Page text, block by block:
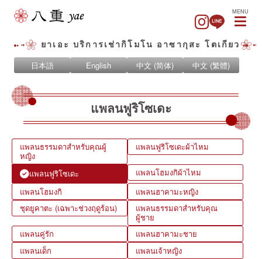
ยาเอะ บริการเช่ากิโมโน อาซากุสะ โตเกียว
日本語 English 中文 (简体) 中文 (繁體)
MENU
แพลนฟูริโซเดะ
แพลนธรรมดาสำหรับคุณผู้
หญิง
แพลนฟูริโซเดะผ้าไหม
แพลนฟูริโซเดะ
แพลนโฮมงกิผ้าไหม
แพลนโฮมงกิ
แพลนฮาคามะหญิง
ชุดยูคาตะ (เฉพาะช่วงฤดูร้อน)
แพลนธรรมดาสำหรับคุณ
ผู้ชาย
แพลนคู่รัก
แพลนฮาคามะชาย
แพลนเด็ก
แพลนเจ้าหญิง